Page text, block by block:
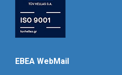
EBEA WebMail